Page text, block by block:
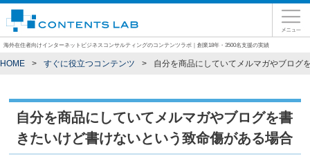
海外在住者向けインターネットビジネスコンサルティングのコンテンツラボ｜創業18年・3500名支援の実績
HOME すぐに役立つコンテンツ 自分を商品にしていてメルマガやブログ
自分を商品にしていてメルマガやブログを書
きたいけど書けないという致命傷がある場合